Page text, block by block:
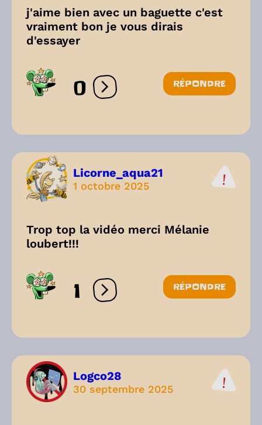
j'aime bien avec un baguette c'est
vraiment bon je vous dirais
d'essayer
0 Ouvrir les réactions
RÉPONDRE
Licorne_aqua21
1 octobre 2025
Trop top la vidéo merci Mélanie
loubert!!!
1 Ouvrir les réactions
RÉPONDRE
Logco28
30 septembre 2025